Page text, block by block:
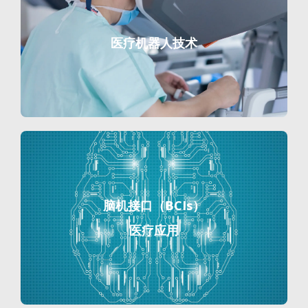
医疗机器人技术
脑机接口（BCIs）
医疗应用